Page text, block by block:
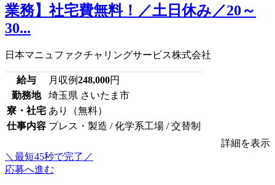
業務】社宅費無料！／土日休み／20～
30...
日本マニュファクチャリングサービス株式会社
給与 月収例248,000円
勤務地
埼玉県 さいたま市
寮・社宅 あり（無料）
仕事内容 プレス・製造 / 化学系工場 / 交替制
詳細を表示
＼最短45秒で完了／
応募へ進む